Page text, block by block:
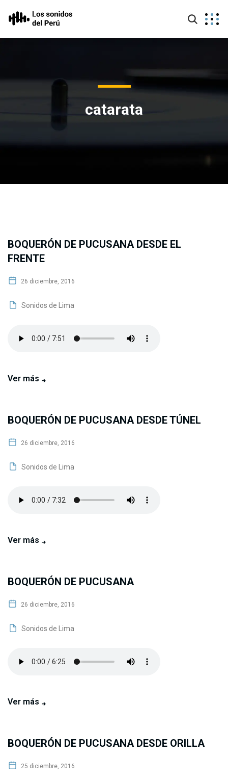
catarata
BOQUERÓN DE PUCUSANA DESDE EL
FRENTE
26 diciembre, 2016
Sonidos de Lima
Ver más
BOQUERÓN DE PUCUSANA DESDE TÚNEL
26 diciembre, 2016
Sonidos de Lima
Ver más
BOQUERÓN DE PUCUSANA
26 diciembre, 2016
Sonidos de Lima
Ver más
BOQUERÓN DE PUCUSANA DESDE ORILLA
25 diciembre, 2016